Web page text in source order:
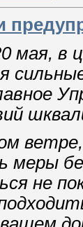
мая, в
меры
не